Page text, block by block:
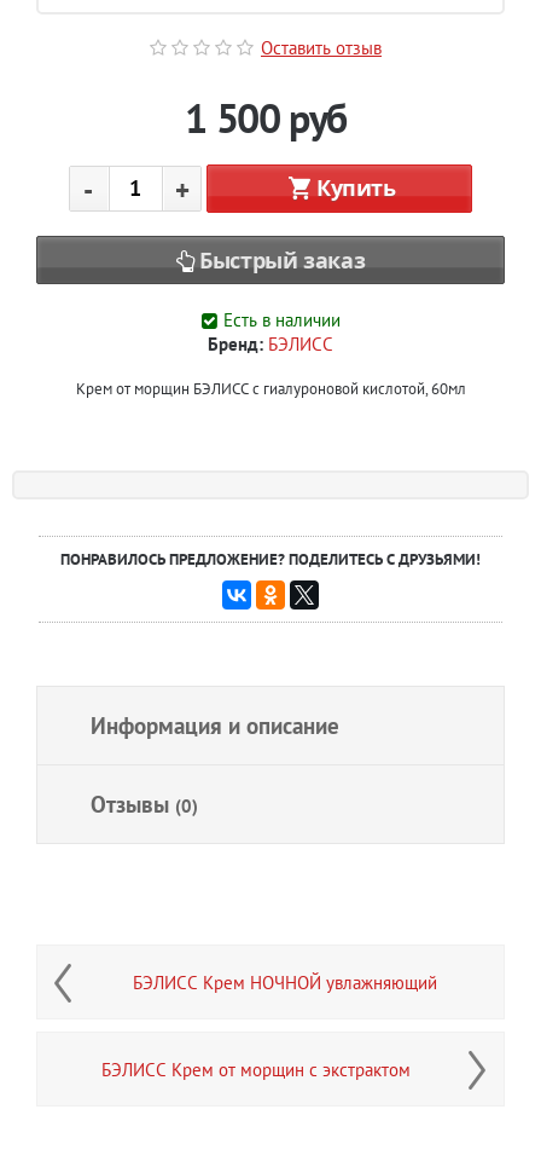
Оставить отзыв
1 500 руб
- + Купить
Быстрый заказ
Есть в наличии
Бренд: БЭЛИСС
Крем от морщин БЭЛИСС с гиалуроновой кислотой, 60мл
ПОНРАВИЛОСЬ ПРЕДЛОЖЕНИЕ? ПОДЕЛИТЕСЬ С ДРУЗЬЯМИ!
Информация и описание
Отзывы (0)
БЭЛИСС Крем НОЧНОЙ увлажняющий
БЭЛИСС Крем от морщин с экстрактом